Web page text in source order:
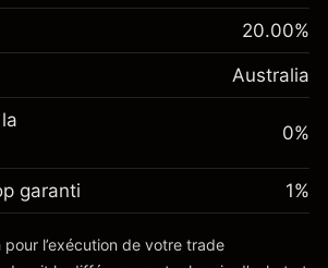
(-A$1.14)
avec effet de levier
avec effet de levier
des fonds
totale de la
0.00087%
(A$0.04)
avec effet de levier
avec effet de levier
20.00%
Australia
0%
garanti 1%
l’exécution de votre trade